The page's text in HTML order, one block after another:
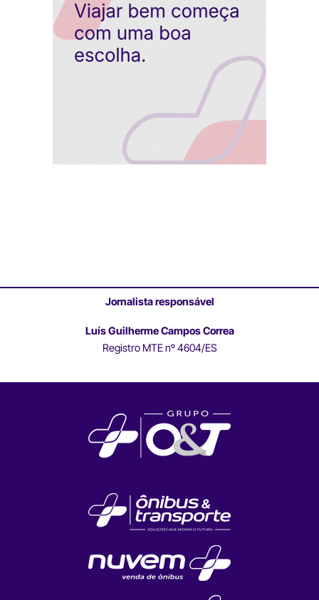
Jornalista responsável
Luís Guilherme Campos Correa
Registro MTE nº 4604/ES